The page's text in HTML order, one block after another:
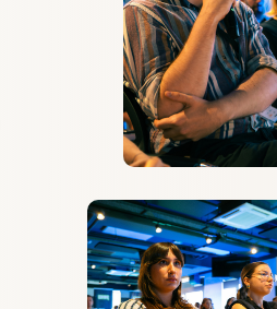
Lost your